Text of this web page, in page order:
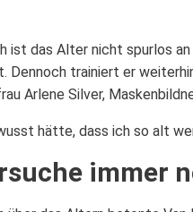
ist das Alter nicht spurlos
Dennoch trainiert er
Arlene Silver,
hätte, dass ich so alt
immer